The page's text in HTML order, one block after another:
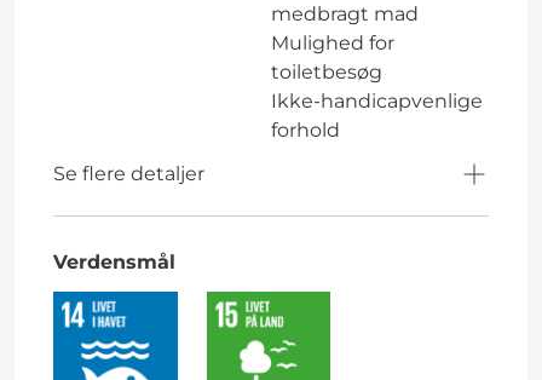
medbragt mad
Mulighed for
toiletbesøg
Ikke-handicapvenlige
forhold
Se flere detaljer
Verdensmål